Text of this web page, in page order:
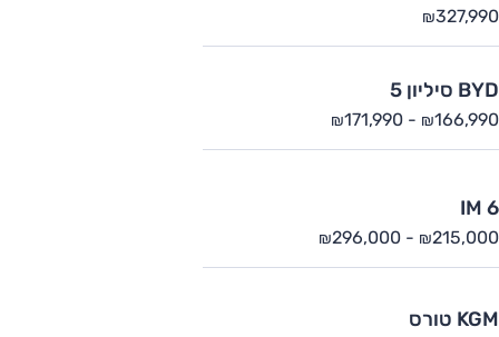
₪327,990
BYD סיליון 5
₪166,990
-
₪171,990
IM 6
₪215,000
-
₪296,000
KGM טורס